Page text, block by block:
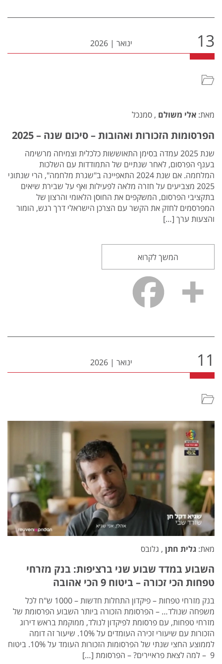
13 ינואר |
2026
מאת: אלי משולם , סמנכל
הפרסומות הזכורות ואהובות – סיכום שנה – 2025
שנת 2025 עמדה בסימן התאוששות כלכלית וצמיחה מרשימה
בענף הפרסום, לאחר שנתיים של התמודדות עם השלכות
המלחמה. אם שנת 2024 התאפיינה ב"שגרת מלחמה", הרי שנתוני
2025 מצביעים על חזרה מלאה לפעילות ואף על שבירת שיאים
בתקציבי הפרסום, המשקפים את החוסן הלאומי והרצון של
המפרסמים לחזק את הקשר עם הצרכן הישראלי דרך רגש, הומור
והצעות ערך […]
המשך לקרוא
11 ינואר |
2026
מאת: גלית חתן , גלובס
השבוע במדד שבוע שני ברציפות: בנק מזרחי
טפחות הכי זכורה – ביטוח 9 הכי אהובה
בנק מזרחי טפחות – פיקדון התחלות חדשות – 1000 ש"ח לכל
משפחה שנולד… – הפרסומת הזכורה ביותר השבוע הפרסומת של
מזרחי טפחות, עם פרסומת לפיקדון לנולד, ממוקמת בראש דירוג
הזכורות עם שיעורי זכירה העומדים על 10%. שיעור זה דומה
לממוצע החצי שנתי של הפרסומות הזכורות העומד על 10%. ביטוח
9 – למה לצאת פראיירים? – הפרסומת […]